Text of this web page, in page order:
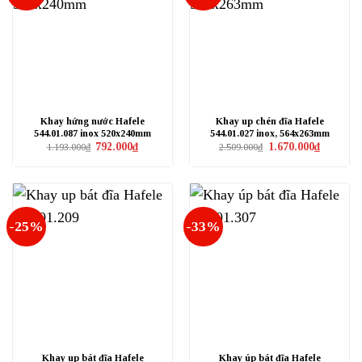
Khay hứng nước Hafele
544.01.087 inox 520x240mm
1.193.000₫ Giá
792.000₫Giá
hiện
Khay up chén đĩa Hafele
544.01.027 inox, 564x263mm
2.509.000₫ Giá
1.670.000₫Giá
hiện
-25%
Khay up bát đĩa Hafele
-33%
Khay úp bát đĩa Hafele